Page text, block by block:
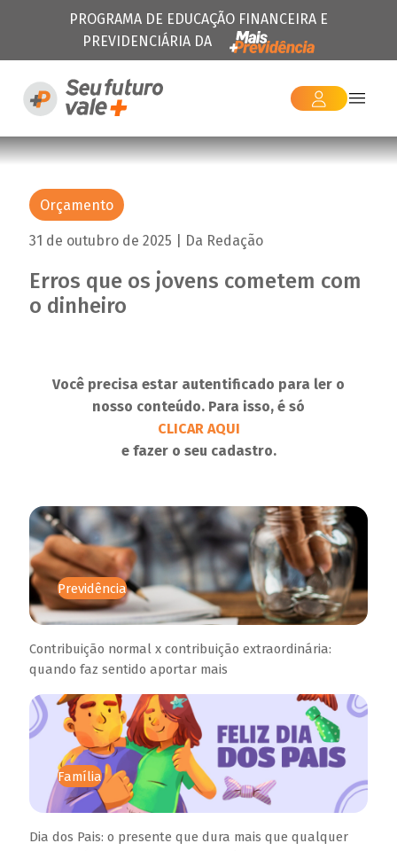
PROGRAMA DE EDUCAÇÃO FINANCEIRA E
PREVIDENCIÁRIA DA
Orçamento
31 de outubro de 2025 | Da Redação
Erros que os jovens cometem com
o dinheiro
Você precisa estar autentificado para ler o
nosso conteúdo. Para isso, é só
CLICAR AQUI
e fazer o seu cadastro.
Previdência
Contribuição normal x contribuição extraordinária:
quando faz sentido aportar mais
Família
Dia dos Pais: o presente que dura mais que qualquer